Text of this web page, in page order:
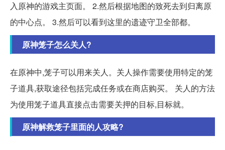
入原神的游戏主页面。 2.然后根据地图的致死去到归离原
的中心点。 3.然后可以看到这里的遗迹守卫全部都。
原神笼子怎么关人?
在原神中,笼子可以用来关人。关人操作需要使用特定的笼
子道具,获取途径包括完成任务或在商店购买。 关人的方法
为使用笼子道具直接点击需要关押的目标,目标就。
原神解救笼子里面的人攻略?